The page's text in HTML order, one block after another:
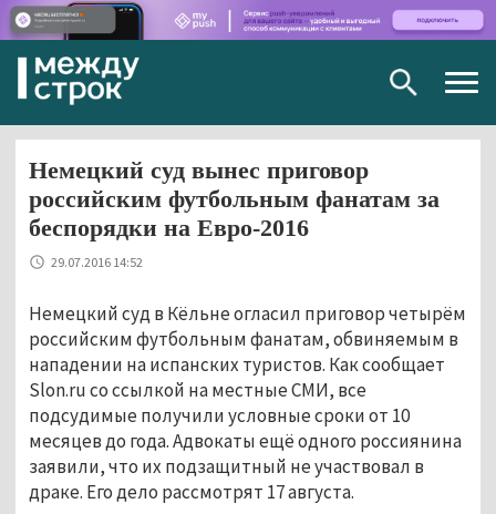
Немецкий суд вынес приговор
российским футбольным фанатам за
беспорядки на Евро-2016
29.07.2016 14:52
Немецкий суд в Кёльне огласил приговор четырём
российским футбольным фанатам, обвиняемым в
нападении на испанских туристов. Как сообщает
Slon.ru со ссылкой на местные СМИ, все
подсудимые получили условные сроки от 10
месяцев до года. Адвокаты ещё одного россиянина
заявили, что их подзащитный не участвовал в
драке. Его дело рассмотрят 17 августа.